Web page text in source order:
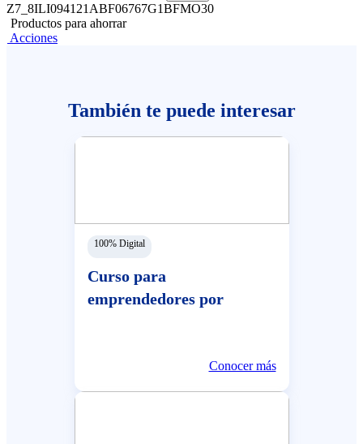
Z7_8ILI094121ABF06767G1BFMO30
Productos para ahorrar
Acciones
También te puede interesar
100% Digital
Curso para
emprendedores por
Conocer más